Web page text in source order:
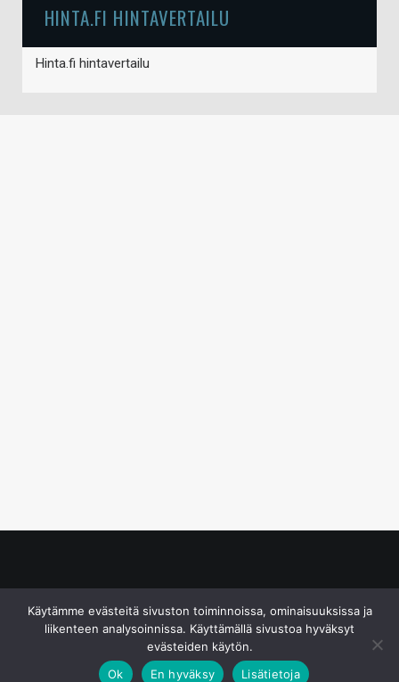
HINTA.FI HINTAVERTAILU
Hinta.fi hintavertailu
Käytämme evästeitä sivuston toiminnoissa, ominaisuuksissa ja
liikenteen analysoinnissa. Käyttämällä sivustoa hyväksyt
evästeiden käytön.
Ok
En hyväksy Lisätietoja